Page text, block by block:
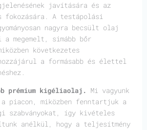
javítására és az
fokozására. A testápolási
nagyra becsült olaj
megemelt, simább bőr
következetes
a formásabb és élettel
prémium kigéliaolaj. Mi vagyunk
piacon, miközben fenntartjuk a
szabványokat, így kivételes
anélkül, hogy a teljesítmény